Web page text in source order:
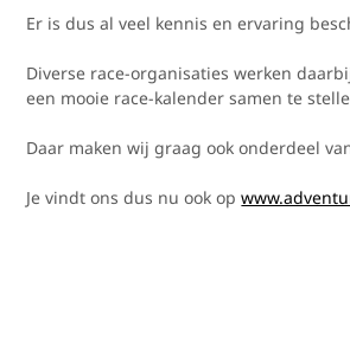
Er is dus al veel kennis en ervaring
Diverse race-organisaties werken
een mooie race-kalender samen te
Daar maken wij graag ook onderdeel
Je vindt ons dus nu ook op